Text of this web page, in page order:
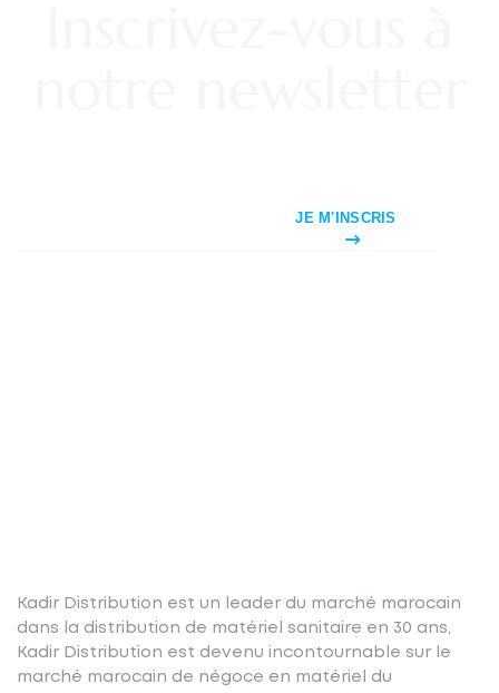
JE M'INSCRIS
Kadir Distribution est un leader du marché marocain
dans la distribution de matériel sanitaire en 30 ans,
Kadir Distribution est devenu incontournable sur le
marché marocain de négoce en matériel du